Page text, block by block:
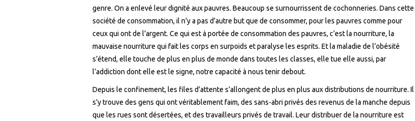
genre. On a enlevé leur dignité aux pauvres. Beaucoup se surnourrissent de cochonneries. Dans cette
société de consommation, il n’y a pas d’autre but que de consommer, pour les pauvres comme pour
ceux qui ont de l’argent. Ce qui est à portée de consommation des pauvres, c’est la nourriture, la
mauvaise nourriture qui fait les corps en surpoids et paralyse les esprits. Et la maladie de l’obésité
s’étend, elle touche de plus en plus de monde dans toutes les classes, elle tue elle aussi, par
l’addiction dont elle est le signe, notre capacité à nous tenir debout.
Depuis le confinement, les files d’attente s’allongent de plus en plus aux distributions de nourriture. Il
s’y trouve des gens qui ont véritablement faim, des sans-abri privés des revenus de la manche depuis
que les rues sont désertées, et des travailleurs privés de travail. Leur distribuer de la nourriture est